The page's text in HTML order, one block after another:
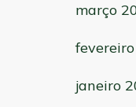
março
janeiro